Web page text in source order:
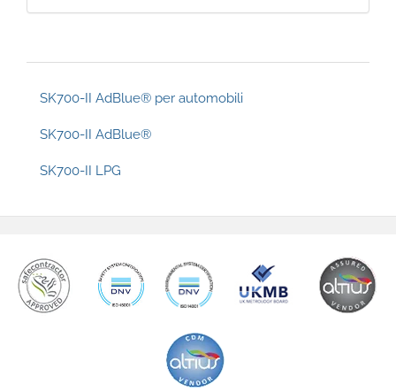
SK700-
Models
SK700-II AdBlue® per automobili
SK700-II AdBlue®
SK700-II LPG